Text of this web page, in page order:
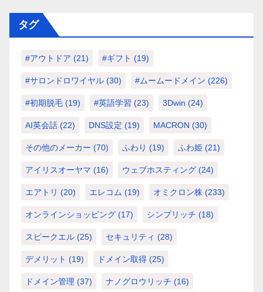
タグ
#アウトドア (21) #ギフト (19)
#サロンドロワイヤル (30) #ムームードメイン (226)
#初期脱毛 (19) #英語学習 (23) 3Dwin (24)
AI英会話 (22) DNS設定 (19) MACRON (30)
その他のメーカー (70) ふわり (19) ふわ姫 (21)
アイリスオーヤマ (16) ウェブホスティング (24)
エアトリ (20) エレコム (19) オミクロン株 (233)
オンラインショッピング (17) シンプリッチ (18)
スピークエル (25) セキュリティ (28)
デメリット (19) ドメイン取得 (25)
ドメイン管理 (37) ナノグロウリッチ (16)